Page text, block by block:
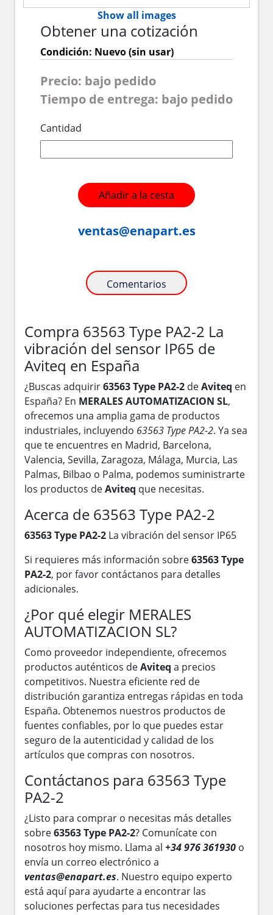
Show all images
Obtener una cotización
Condición: Nuevo (sin usar)
Precio: bajo pedido
Tiempo de entrega: bajo pedido
Cantidad
Añadir a la cesta
ventas@enapart.es
Comentarios
Compra 63563 Type PA2-2 La
vibración del sensor IP65 de
Aviteq en España
¿Buscas adquirir63563 Type PA2-2 deAviteq en
España? En MERALES AUTOMATIZACION SL,
ofrecemos una amplia gama de productos
industriales, incluyendo 63563 Type PA2-2. Ya sea
que te encuentres en Madrid, Barcelona,
Valencia, Sevilla, Zaragoza, Málaga, Murcia, Las
Palmas, Bilbao o Palma, podemos suministrarte
los productos deAviteq que necesitas.
Acerca de 63563 Type PA2-2
63563 Type PA2-2 La vibración del sensor IP65
Si requieres más información sobre63563 Type
PA2-2, por favor contáctanos para detalles
adicionales.
¿Por qué elegir MERALES
AUTOMATIZACION SL?
Como proveedor independiente, ofrecemos
productos auténticos deAviteq a precios
competitivos. Nuestra eficiente red de
distribución garantiza entregas rápidas en toda
España. Obtenemos nuestros productos de
fuentes confiables, por lo que puedes estar
seguro de la autenticidad y calidad de los
artículos que compras con nosotros.
Contáctanos para 63563 Type
PA2-2
¿Listo para comprar o necesitas más detalles
sobre63563 Type PA2-2? Comunícate con
nosotros hoy mismo. Llama al +34 976 361930 o
envía un correo electrónico a
ventas@enapart.es. Nuestro equipo experto
está aquí para ayudarte a encontrar las
soluciones perfectas para tus necesidades